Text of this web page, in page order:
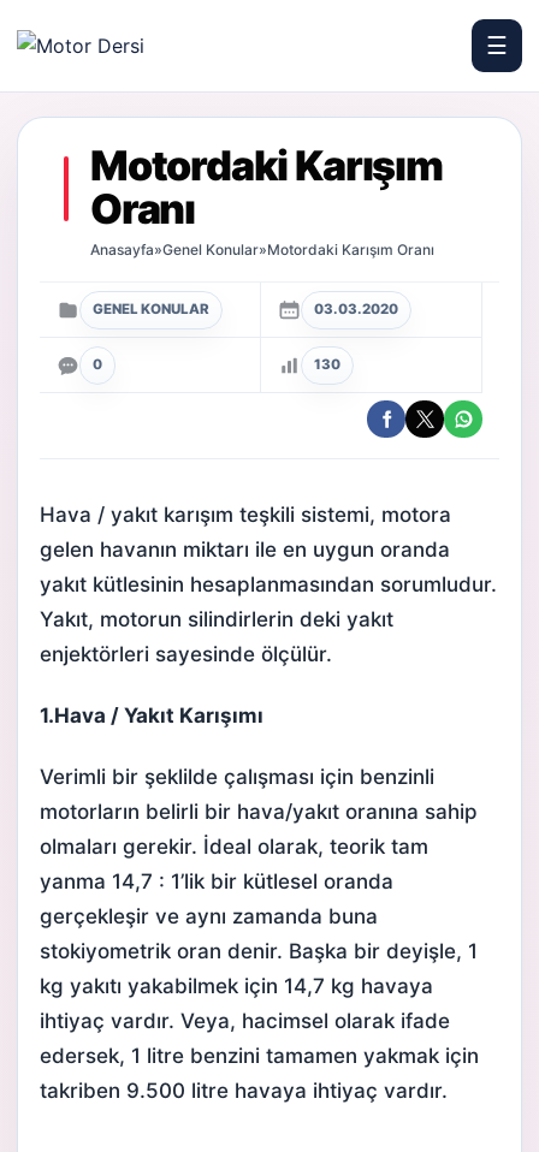
Motor Dersi
☰
Motordaki Karışım
Oranı
Anasayfa»Genel Konular»Motordaki Karışım Oranı
GENEL KONULAR 03.03.2020
0 130
Hava / yakıt karışım teşkili sistemi, motora
gelen havanın miktarı ile en uygun oranda
yakıt kütlesinin hesaplanmasından sorumludur.
Yakıt, motorun silindirlerin deki yakıt
enjektörleri sayesinde ölçülür.
1.Hava / Yakıt Karışımı
Verimli bir şeklilde çalışması için benzinli
motorların belirli bir hava/yakıt oranına sahip
olmaları gerekir. İdeal olarak, teorik tam
yanma 14,7 : 1’lik bir kütlesel oranda
gerçekleşir ve aynı zamanda buna
stokiyometrik oran denir. Başka bir deyişle, 1
kg yakıtı yakabilmek için 14,7 kg havaya
ihtiyaç vardır. Veya, hacimsel olarak ifade
edersek, 1 litre benzini tamamen yakmak için
takriben 9.500 litre havaya ihtiyaç vardır.